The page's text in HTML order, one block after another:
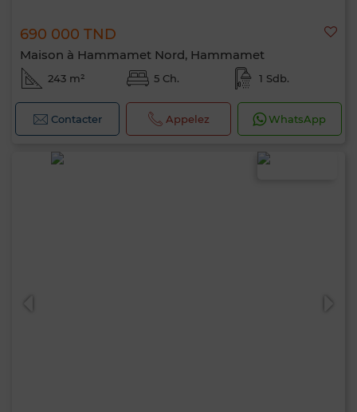
690 000 TND
Maison à Hammamet Nord, Hammamet
243 m² 5 Ch. 1 Sdb.
Contacter Appelez WhatsApp